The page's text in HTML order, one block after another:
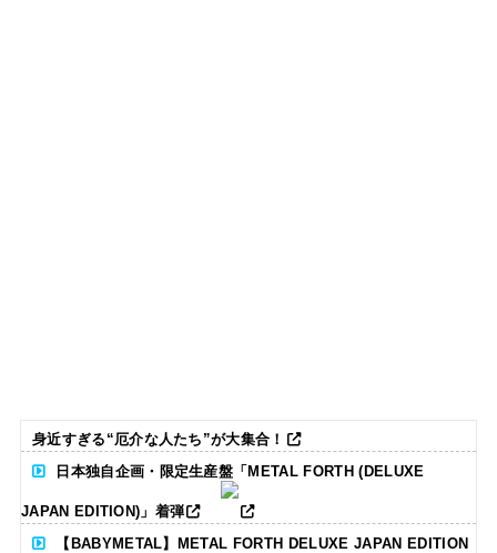
身近すぎる“厄介な人たち”が大集合！
日本独自企画・限定生産盤「METAL FORTH (DELUXE
JAPAN EDITION)」着弾
【BABYMETAL】METAL FORTH DELUXE JAPAN EDITION